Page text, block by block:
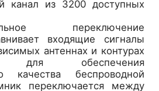
канал из 3200 доступных
переключение
входящие сигналы
антеннах и контурах
для обеспечения
качества беспроводной
переключается между